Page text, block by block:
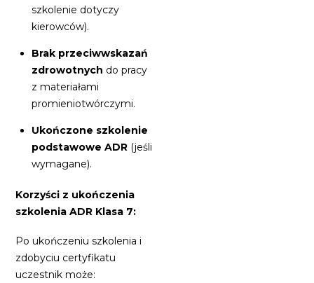
szkolenie dotyczy
kierowców).
Brak przeciwwskazań
zdrowotnych do pracy
z materiałami
promieniotwórczymi.
Ukończone szkolenie
podstawowe ADR(jeśli
wymagane).
Korzyści z ukończenia
szkolenia ADR Klasa 7:
Po ukończeniu szkolenia i
zdobyciu certyfikatu
uczestnik może: